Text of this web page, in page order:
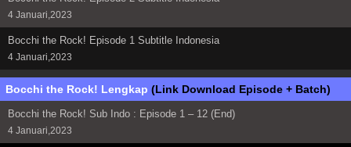
4 Januari,2023
Bocchi the Rock! Episode 1 Subtitle Indonesia
4 Januari,2023
Bocchi the Rock! Lengkap (Link Download Episode + Batch)
Bocchi the Rock! Sub Indo : Episode 1 – 12 (End)
4 Januari,2023